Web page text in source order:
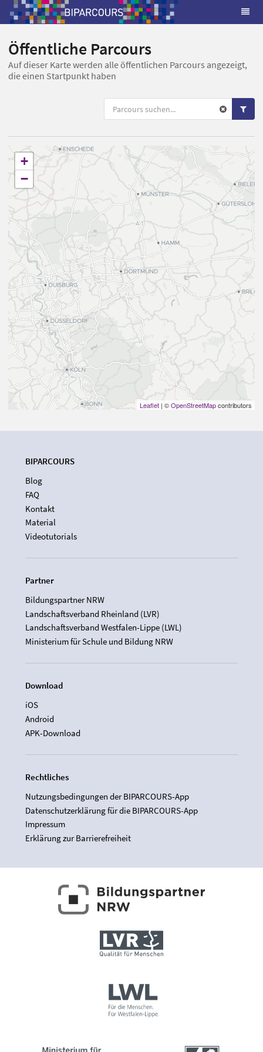
Öffentliche Parcours
Auf dieser Karte werden alle öffentlichen Parcours angezeigt,
die einen Startpunkt haben
+
−
Leaflet | ©OpenStreetMapcontributors
BIPARCOURS
Blog
FAQ
Kontakt
Material
Videotutorials
Partner
Bildungspartner NRW
Landschaftsverband Rheinland (LVR)
Landschaftsverband Westfalen-Lippe (LWL)
Ministerium für Schule und Bildung NRW
Download
iOS
Android
APK-Download
Rechtliches
Nutzungsbedingungen der BIPARCOURS-App
Datenschutzerklärung für die BIPARCOURS-App
Impressum
Erklärung zur Barrierefreiheit